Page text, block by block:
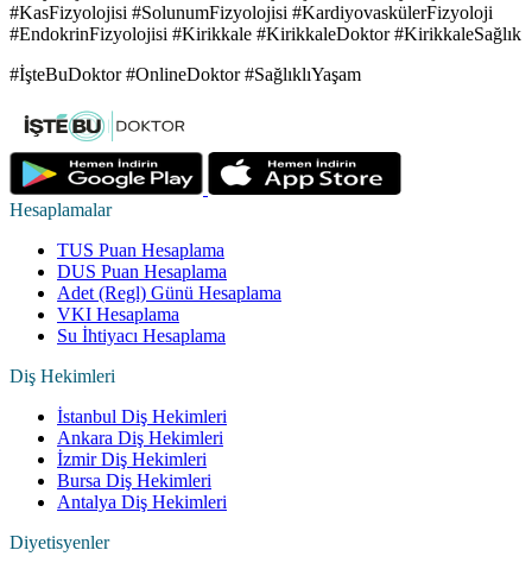
#KasFizyolojisi #SolunumFizyolojisi #KardiyovaskülerFizyoloji
#EndokrinFizyolojisi #Kirikkale #KirikkaleDoktor #KirikkaleSağlık
#İşteBuDoktor #OnlineDoktor #SağlıklıYaşam
Hesaplamalar
TUS Puan Hesaplama
DUS Puan Hesaplama
Adet (Regl) Günü Hesaplama
VKI Hesaplama
Su İhtiyacı Hesaplama
Diş Hekimleri
İstanbul Diş Hekimleri
Ankara Diş Hekimleri
İzmir Diş Hekimleri
Bursa Diş Hekimleri
Antalya Diş Hekimleri
Diyetisyenler